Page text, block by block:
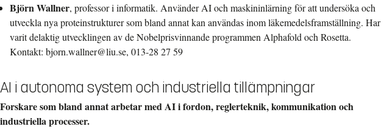
Björn Wallner, professor i informatik. Använder AI och maskininlärning för att undersöka och
utveckla nya proteinstrukturer som bland annat kan användas inom läkemedelsframställning. Har
varit delaktig utvecklingen av de Nobelprisvinnande programmen Alphafold och Rosetta.
Kontakt: bjorn.wallner@liu.se, 013-28 27 59
AI i autonoma system och industriella tillämpningar
Forskare som bland annat arbetar med AI i fordon, reglerteknik, kommunikation och
industriella processer.